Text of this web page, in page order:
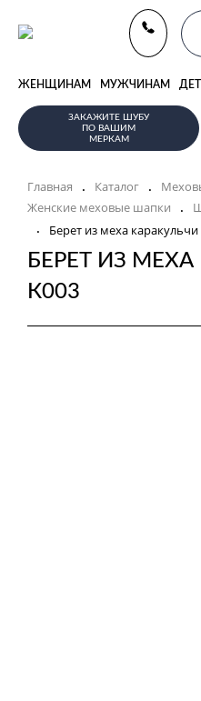
ЖЕНЩИНАМ МУЖЧИНАМ
ЗАКАЖИТЕ ШУБУ
ПО ВАШИМ
МЕРКАМ
Главная . Каталог .
Женские меховые шапки .
. Берет из меха каракульчи
БЕРЕТ ИЗ
К003